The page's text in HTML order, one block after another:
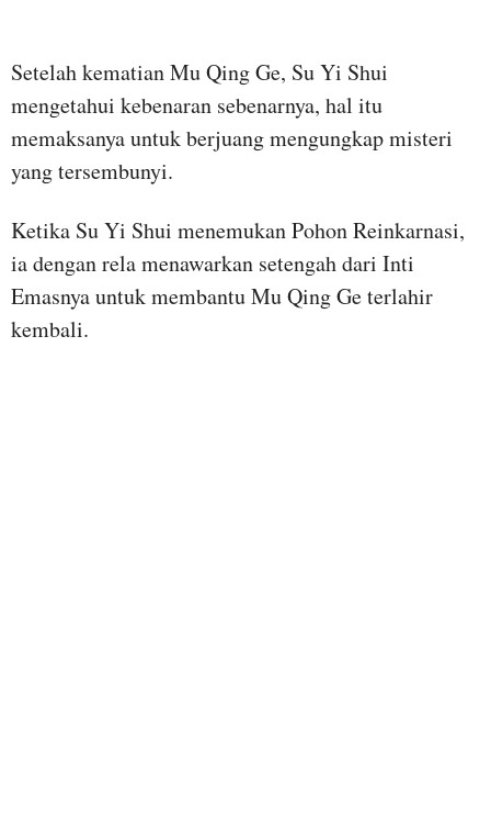
Setelah kematian Mu Qing Ge, Su Yi Shui
mengetahui kebenaran sebenarnya, hal itu
memaksanya untuk berjuang mengungkap misteri
yang tersembunyi.
Ketika Su Yi Shui menemukan Pohon Reinkarnasi,
ia dengan rela menawarkan setengah dari Inti
Emasnya untuk membantu Mu Qing Ge terlahir
kembali.